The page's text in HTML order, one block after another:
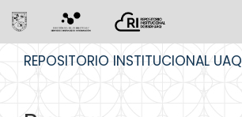
REPOSITORIO INSTITUCIONAL UAQ